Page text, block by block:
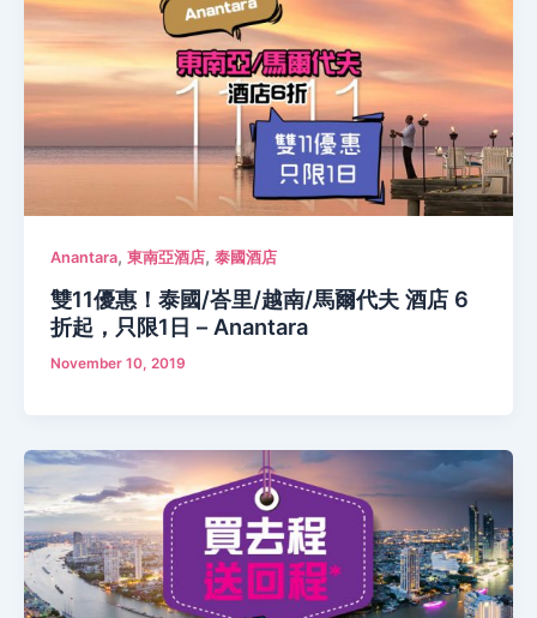
Anantara, 東南亞酒店, 泰國酒店
雙11優惠！泰國/峇里/越南/馬爾代夫 酒店 6
折起，只限1日 – Anantara
November 10, 2019